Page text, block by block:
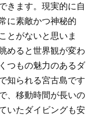
きます。現実的に自
に素敵かつ神秘的
とがないと思いま
めると世界観が変わ
つもの魅力のあるダ
知られる宮古島です
、移動時間が長いの
いたダイビングも安